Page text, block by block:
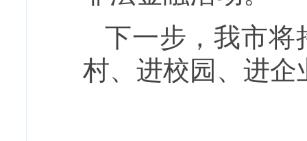
下一步，我市将
村、进校园、进企